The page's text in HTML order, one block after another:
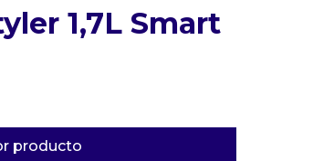
1,7L Smart
producto